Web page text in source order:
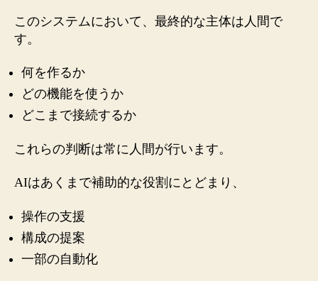
このシステムにおいて、最終的な主体は人間で
す。
何を作るか
どの機能を使うか
どこまで接続するか
これらの判断は常に人間が行います。
AIはあくまで補助的な役割にとどまり、
操作の支援
構成の提案
一部の自動化